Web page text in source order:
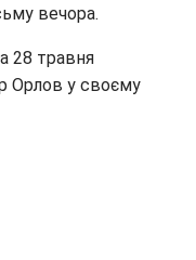
вечора.
28 травня
Орлов у своєму